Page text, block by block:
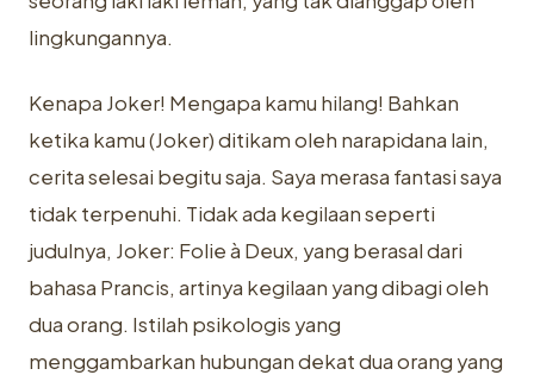
lingkungannya.
Kenapa Joker! Mengapa kamu hilang! Bahkan
ketika kamu (Joker) ditikam oleh narapidana lain,
cerita selesai begitu saja. Saya merasa fantasi saya
tidak terpenuhi. Tidak ada kegilaan seperti
judulnya, Joker: Folie à Deux, yang berasal dari
bahasa Prancis, artinya kegilaan yang dibagi oleh
dua orang. Istilah psikologis yang
menggambarkan hubungan dekat dua orang yang